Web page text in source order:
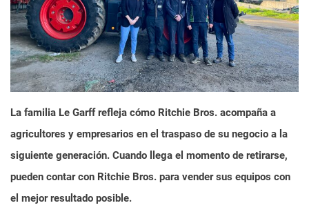
La familia Le Garff refleja cómo Ritchie Bros. acompaña a
agricultores y empresarios en el traspaso de su negocio a la
siguiente generación. Cuando llega el momento de retirarse,
pueden contar con Ritchie Bros. para vender sus equipos con
el mejor resultado posible.